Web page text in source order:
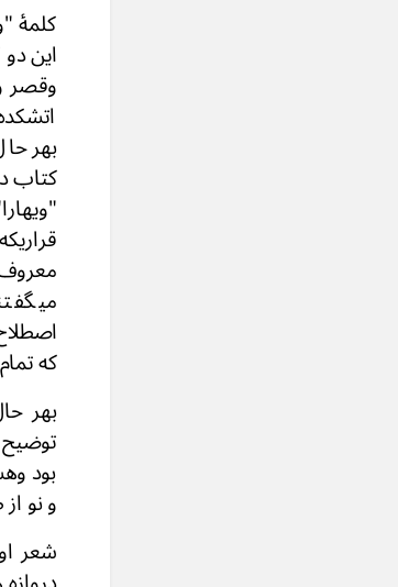
کلمۀ
این
وقصر
بهر
کتاب
که
بهر
بود
و نو
شعر